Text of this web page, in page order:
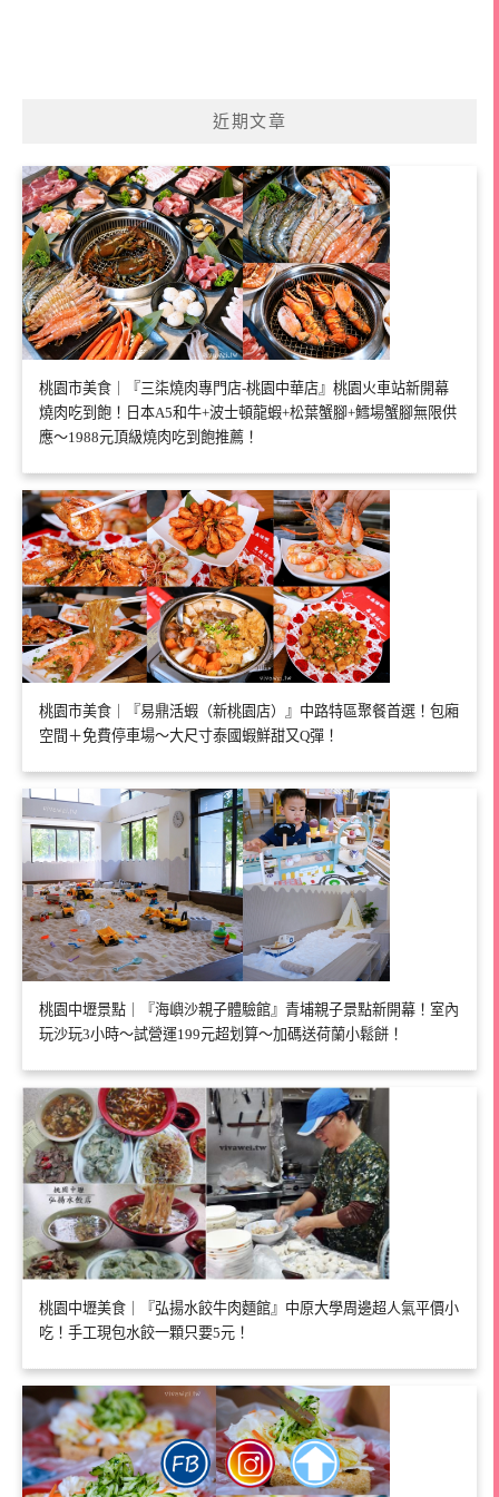
近期文章
桃園市美食｜『三柒燒肉專門店-桃園中華店』桃園火車站新開幕
燒肉吃到飽！日本A5和牛+波士頓龍蝦+松葉蟹腳+鱈場蟹腳無限供
應～1988元頂級燒肉吃到飽推薦！
桃園市美食｜『易鼎活蝦（新桃園店）』中路特區聚餐首選！包廂
空間＋免費停車場～大尺寸泰國蝦鮮甜又Q彈！
桃園中壢景點｜『海嶼沙親子體驗館』青埔親子景點新開幕！室內
玩沙玩3小時～試營運199元超划算～加碼送荷蘭小鬆餅！
桃園中壢美食｜『弘揚水餃牛肉麵館』中原大學周邊超人氣平價小
吃！手工現包水餃一顆只要5元！